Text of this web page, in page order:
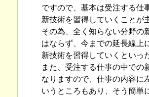
ですので、基本は受注する仕
新技術を習得していくことが
その為、全く知らない分野の
はならず、今までの延長線上
新技術を習得していくといっ
また、受注する仕事の中での
なりますので、仕事の内容に
いうところもあり、そう簡単